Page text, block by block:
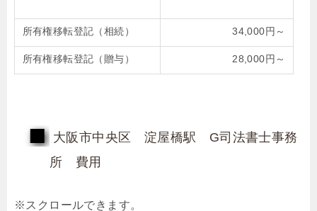
所有権移転登記（相続） 34,000円～
所有権移転登記（贈与） 28,000円～
大阪市中央区 淀屋橋駅 G司法書士事務
所 費用